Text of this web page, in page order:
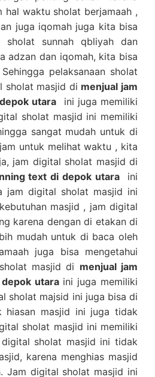
waktu sholat berjamaah ,
juga iqomah juga kita bisa
sholat sunnah qbliyah dan
adzan dan iqomah, kita bisa
pelaksanaan sholat
sholat masjid di menjual jam
utara ini juga memiliki
sholat masjid ini memiliki
sangat mudah untuk di
untuk melihat waktu , kita
jam digital sholat masjid di
text di depok utaraini
jam digital sholat masjid ini
masjid , jam digital
karena dengan di etakan di
mudah untuk di baca oleh
juga bisa mengetahui
masjid di menjual jam
utaraini juga memiliki
sholat majsid ini juga bisa di
hiasan masjid ini juga tidak
sholat masjid ini memiliki
sholat masjid ini tidak
karena menghias masjid
Jam digital sholat masjid ini